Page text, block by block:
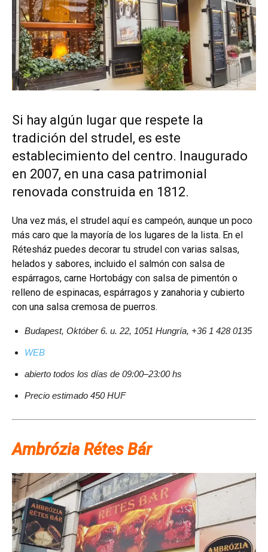
Si hay algún lugar que respete la
tradición del strudel, es este
establecimiento del centro. Inaugurado
en 2007, en una casa patrimonial
renovada construida en 1812.
Una vez más, el strudel aquí es campeón, aunque un poco
más caro que la mayoría de los lugares de la lista. En el
Rétesház puedes decorar tu strudel con varias salsas,
helados y sabores, incluido el salmón con salsa de
espárragos, carne Hortobágy con salsa de pimentón o
relleno de espinacas, espárragos y zanahoria y cubierto
con una salsa cremosa de puerros.
Budapest, Október 6. u. 22, 1051 Hungría, +36 1 428 0135
WEB
abierto todos los días de 09:00–23:00 hs
Precio estimado 450 HUF
Ambrózia Rétes Bár